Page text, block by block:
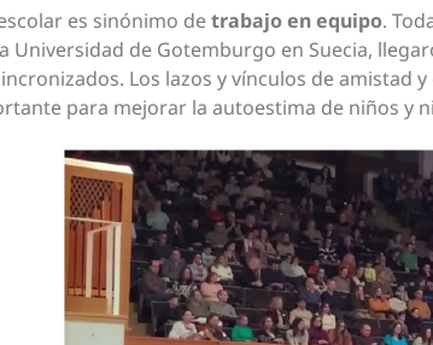
es sinónimo detrabajo en equipo.
Universidad de Gotemburgo en Suecia,
Los lazos y vínculos de amistad
para mejorar la autoestima de niños y